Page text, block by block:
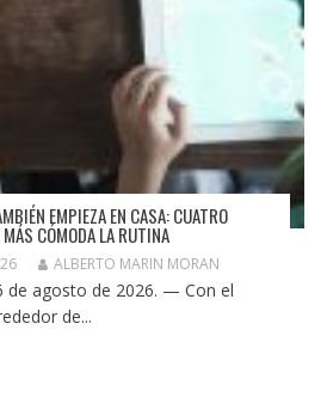
EMPIEZA EN CASA: CUATRO
CÓMODA LA RUTINA
ALBERTO MARIN MORAN
de agosto de 2026. — Con el
de...